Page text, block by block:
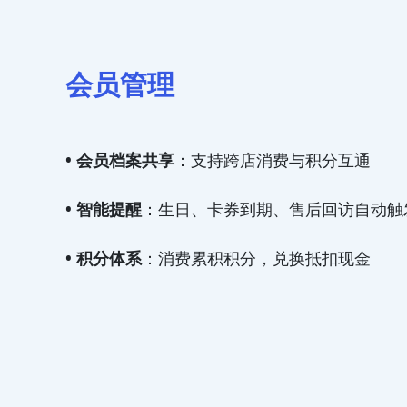
会员管理
• 会员档案共享 ：支持跨店消费与积分互通
• 智能提醒 ：生日、卡券到期、售后回访自动
• 积分体系：消费累积积分，兑换抵扣现金